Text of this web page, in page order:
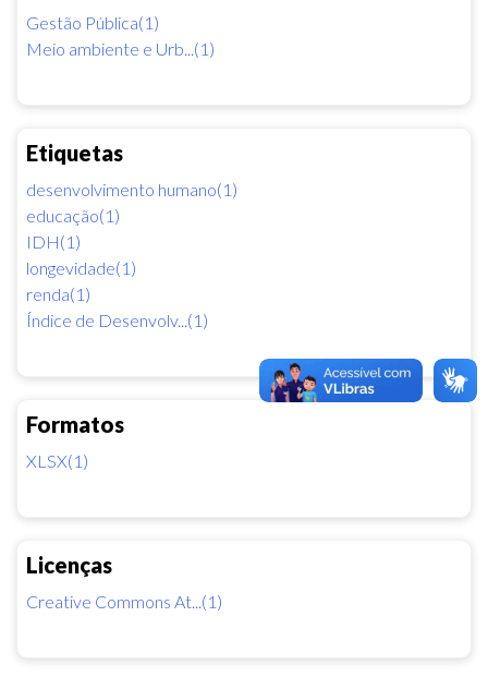
Gestão Pública(1)
Meio ambiente e Urb...(1)
Etiquetas
desenvolvimento humano(1)
educação(1)
IDH(1)
longevidade(1)
renda(1)
Índice de Desenvolv...(1)
Formatos
XLSX(1)
Licenças
Creative Commons At...(1)